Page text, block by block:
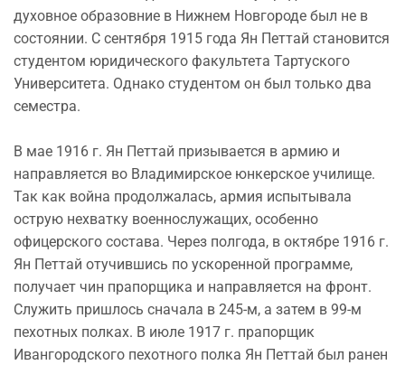
духовное образовние в Нижнем Новгороде был не в
состоянии. С сентября 1915 года Ян Петтай становится
студентом юридического факультета Тартуского
Университета. Однако студентом он был только два
семестра.
В мае 1916 г. Ян Петтай призывается в армию и
направляется во Владимирское юнкерское училище.
Так как война продолжалась, армия испытывала
острую нехватку военнослужащих, особенно
офицерского состава. Через полгода, в октябре 1916 г.
Ян Петтай отучившись по ускоренной программе,
получает чин прапорщика и направляется на фронт.
Служить пришлось сначала в 245-м, а затем в 99-м
пехотных полках. В июле 1917 г. прапорщик
Ивангородского пехотного полка Ян Петтай был ранен